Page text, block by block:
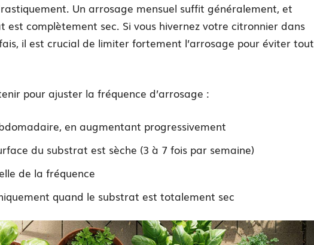
Un arrosage mensuel suffit généralement, et
est complètement sec. Si vous hivernez votre citronnier dans
il est crucial de limiter fortement l’arrosage pour éviter tout
pour ajuster la fréquence d’arrosage :
en augmentant progressivement
du substrat est sèche (3 à 7 fois par semaine)
de la fréquence
quand le substrat est totalement sec